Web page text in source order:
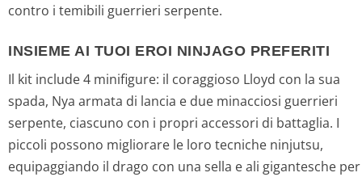
contro i temibili guerrieri serpente.
INSIEME AI TUOI EROI NINJAGO PREFERITI
Il kit include 4 minifigure: il coraggioso Lloyd con la sua
spada, Nya armata di lancia e due minacciosi guerrieri
serpente, ciascuno con i propri accessori di battaglia. I
piccoli possono migliorare le loro tecniche ninjutsu,
equipaggiando il drago con una sella e ali gigantesche per